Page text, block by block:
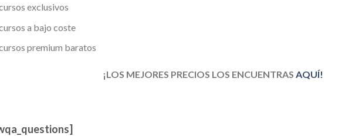
exclusivos
a bajo coste
premium baratos
¡LOS MEJORES PRECIOS LOS ENCUENTRASAQUÍ!